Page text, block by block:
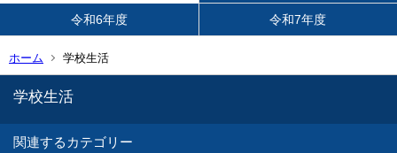
令和6年度 令和7年度
ホーム 学校生活
学校生活
関連するカテゴリー